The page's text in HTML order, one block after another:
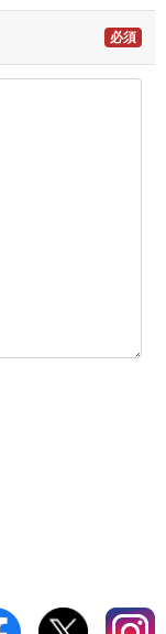
必須